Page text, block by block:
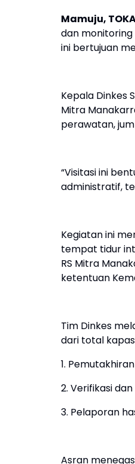
Mamuju,
dan monitoring
ini bertujuan
Kepala Dinkes
Mitra
perawatan,
“Visitasi ini
administratif,
Kegiatan ini
tempat tidur
RS Mitra
ketentuan
Tim Dinkes
dari total
1.
2. Verifikasi
3. Pelaporan
Asran